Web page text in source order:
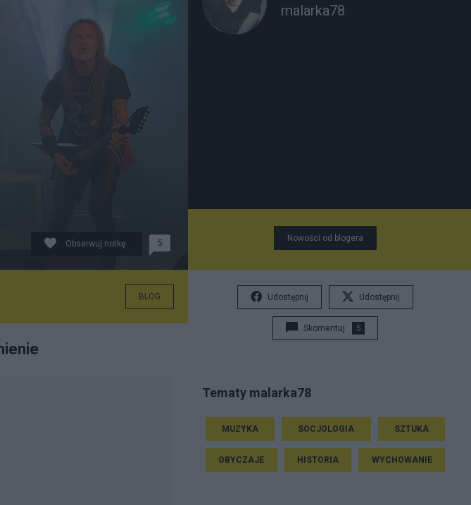
Obserwuj notkę 5
BLOG
malarka78
Nowości od blogera
Udostępnij Udostępnij
Skomentuj 5
Tematy malarka78
MUZYKA SOCJOLOGIA SZTUKA
OBYCZAJE HISTORIA WYCHOWANIE